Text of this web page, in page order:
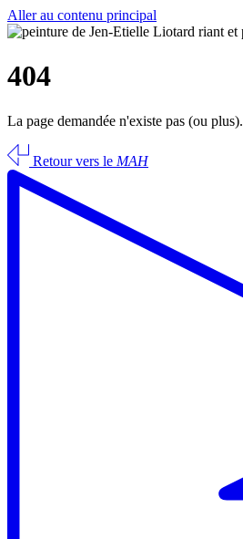
Aller au contenu principal
404
La page demandée n'existe pas (ou plus).
Retour vers le MAH